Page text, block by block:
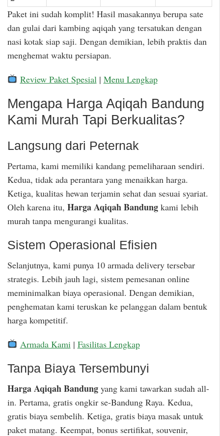
Paket ini sudah komplit! Hasil masakannya berupa sate
dan gulai dari kambing aqiqah yang tersatukan dengan
nasi kotak siap saji. Dengan demikian, lebih praktis dan
menghemat waktu persiapan.
Review Paket Spesial | Menu Lengkap
Mengapa Harga Aqiqah Bandung
Kami Murah Tapi Berkualitas?
Langsung dari Peternak
Pertama, kami memiliki kandang pemeliharaan sendiri.
Kedua, tidak ada perantara yang menaikkan harga.
Ketiga, kualitas hewan terjamin sehat dan sesuai syariat.
Oleh karena itu, Harga Aqiqah Bandung kami lebih
murah tanpa mengurangi kualitas.
Sistem Operasional Efisien
Selanjutnya, kami punya 10 armada delivery tersebar
strategis. Lebih jauh lagi, sistem pemesanan online
meminimalkan biaya operasional. Dengan demikian,
penghematan kami teruskan ke pelanggan dalam bentuk
harga kompetitif.
Armada Kami | Fasilitas Lengkap
Tanpa Biaya Tersembunyi
Harga Aqiqah Bandung yang kami tawarkan sudah all-
in. Pertama, gratis ongkir se-Bandung Raya. Kedua,
gratis biaya sembelih. Ketiga, gratis biaya masak untuk
paket matang. Keempat, bonus sertifikat, souvenir,